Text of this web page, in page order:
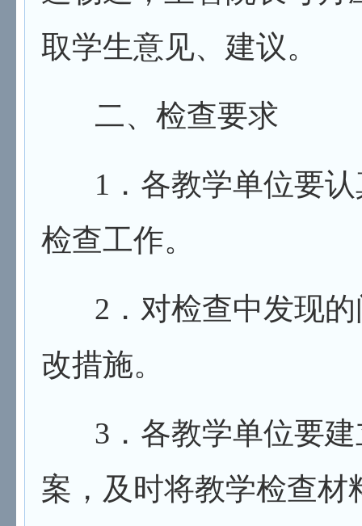
取学生意见、建议。
二、检查要求
1 ．各教学单位要
检查工作。
2 ．对检查中发现
改措施。
3 ．各教学单位要
案，及时将教学检查